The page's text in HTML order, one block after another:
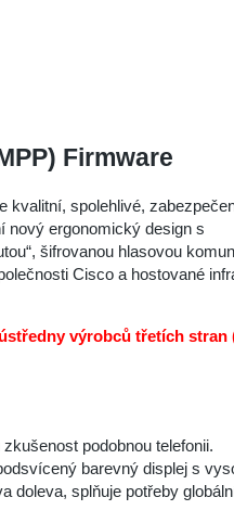
Firmware
kvalitní, spolehlivé,
nový ergonomický design s
šifrovanou hlasovou
Cisco a hostované
výrobců třetích stran
podobnou telefonii.
barevný displej s
doleva, splňuje potřeby